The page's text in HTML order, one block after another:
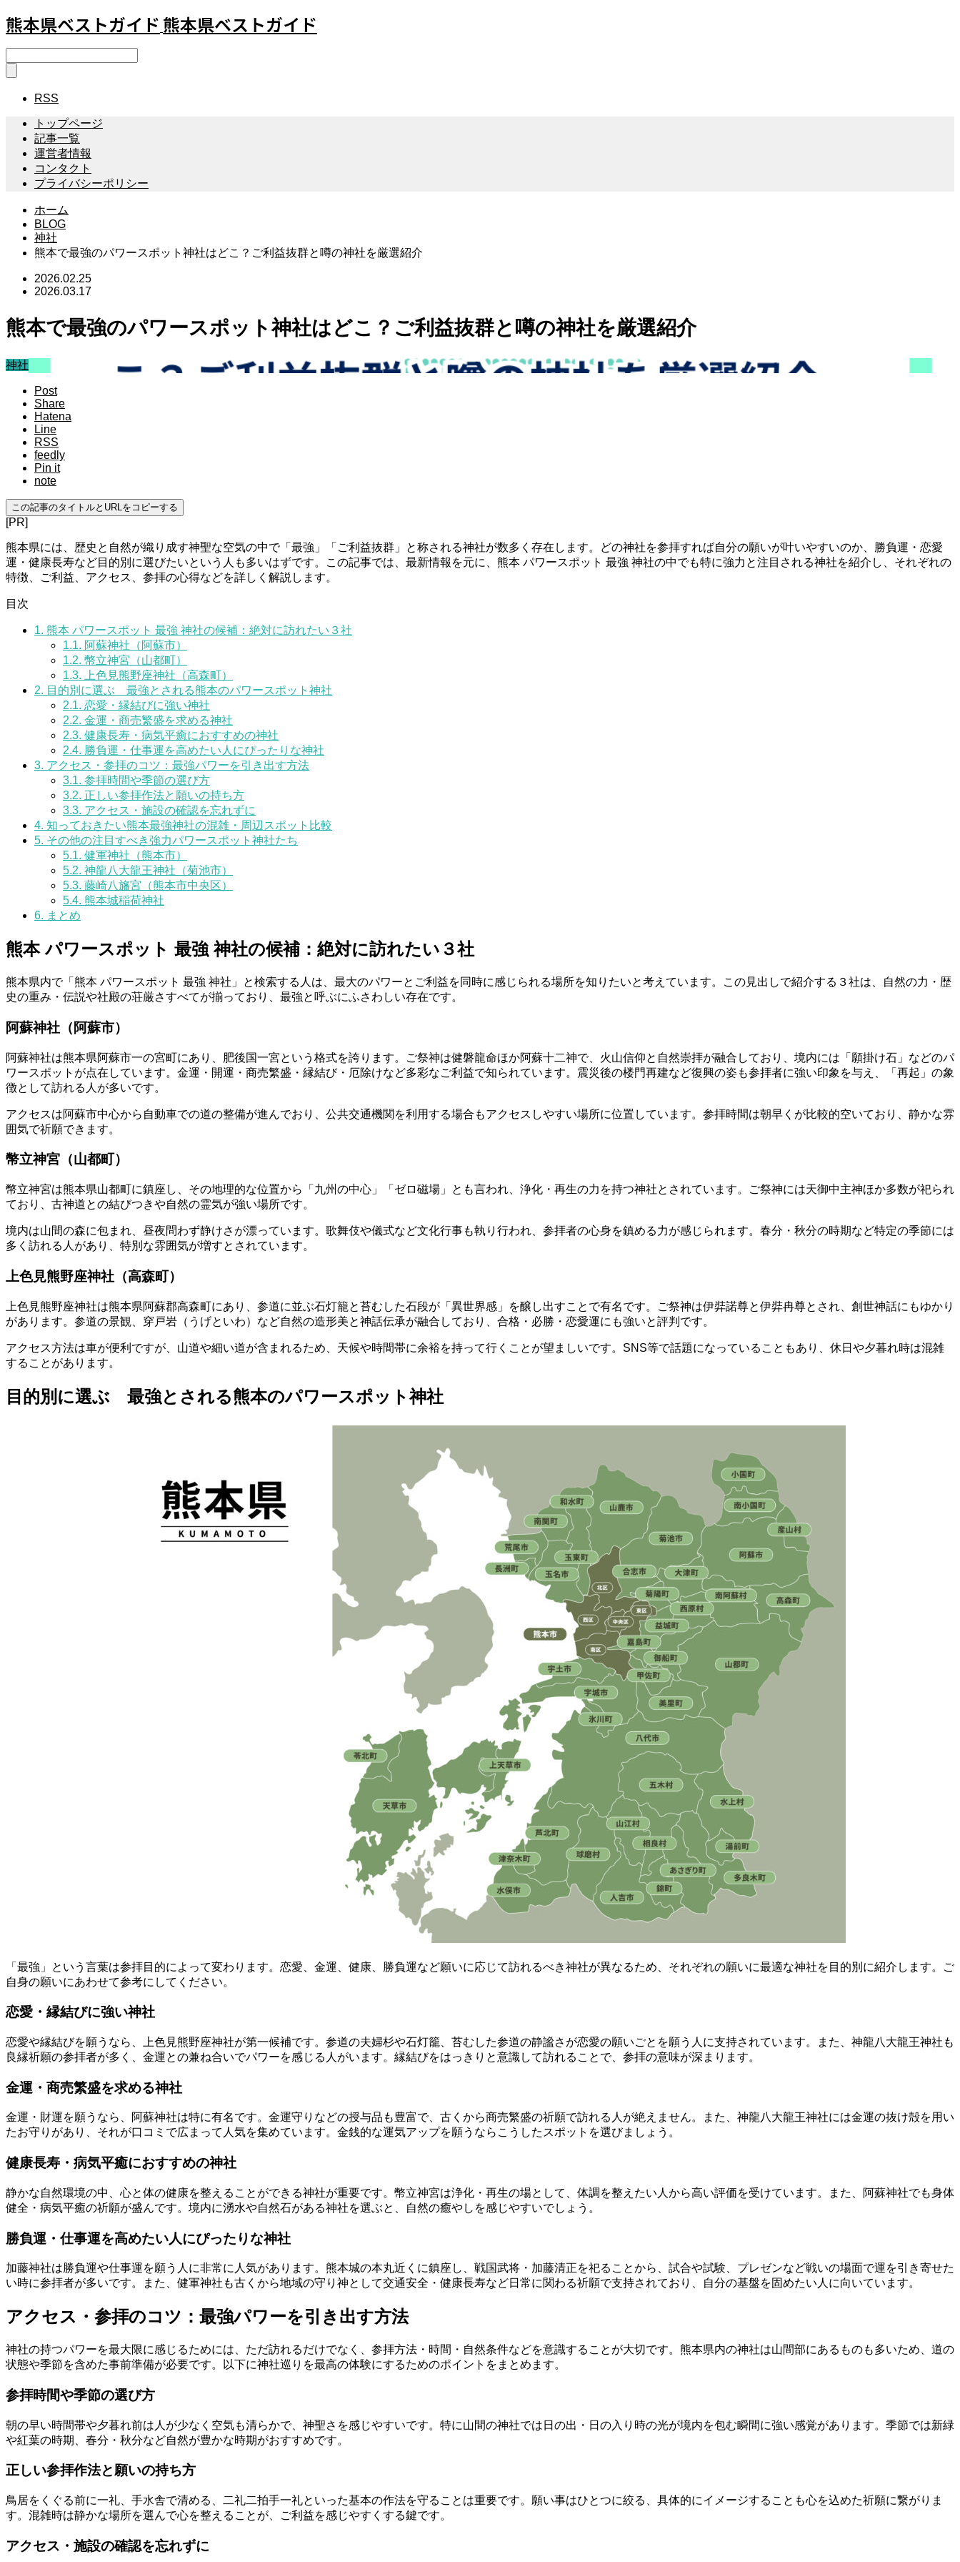
熊本県ベストガイド 熊本県ベストガイド
RSS
トップページ
記事一覧
運営者情報
コンタクト
プライバシーポリシー
ホーム
BLOG
神社
熊本で最強のパワースポット神社はどこ？ご利益抜群と噂の神社を厳選紹介
2026.02.25
2026.03.17
熊本で最強のパワースポット神社はどこ？ご利益抜群と噂の神社を厳選紹介
神社
Post
Share
Hatena
Line
RSS
feedly
Pin it
note
この記事のタイトルとURLをコピーする
[PR]
熊本県には、歴史と自然が織り成す神聖な空気の中で「最強」「ご利益抜群」と称される神社が数多く存在します。どの神社を参拝すれば自分の願いが叶いやすいのか、勝負運・恋愛
運・健康長寿など目的別に選びたいという人も多いはずです。この記事では、最新情報を元に、熊本 パワースポット 最強 神社の中でも特に強力と注目される神社を紹介し、それぞれの
特徴、ご利益、アクセス、参拝の心得などを詳しく解説します。
目次
1. 熊本 パワースポット 最強 神社の候補：絶対に訪れたい３社
1.1. 阿蘇神社（阿蘇市）
1.2. 幣立神宮（山都町）
1.3. 上色見熊野座神社（高森町）
2. 目的別に選ぶ 最強とされる熊本のパワースポット神社
2.1. 恋愛・縁結びに強い神社
2.2. 金運・商売繁盛を求める神社
2.3. 健康長寿・病気平癒におすすめの神社
2.4. 勝負運・仕事運を高めたい人にぴったりな神社
3. アクセス・参拝のコツ：最強パワーを引き出す方法
3.1. 参拝時間や季節の選び方
3.2. 正しい参拝作法と願いの持ち方
3.3. アクセス・施設の確認を忘れずに
4. 知っておきたい熊本最強神社の混雑・周辺スポット比較
5. その他の注目すべき強力パワースポット神社たち
5.1. 健軍神社（熊本市）
5.2. 神龍八大龍王神社（菊池市）
5.3. 藤崎八旛宮（熊本市中央区）
5.4. 熊本城稲荷神社
6. まとめ
熊本 パワースポット 最強 神社の候補：絶対に訪れたい３社
熊本県内で「熊本 パワースポット 最強 神社」と検索する人は、最大のパワーとご利益を同時に感じられる場所を知りたいと考えています。この見出しで紹介する３社は、自然の力・歴
史の重み・伝説や社殿の荘厳さすべてが揃っており、最強と呼ぶにふさわしい存在です。
阿蘇神社（阿蘇市）
阿蘇神社は熊本県阿蘇市一の宮町にあり、肥後国一宮という格式を誇ります。ご祭神は健磐龍命ほか阿蘇十二神で、火山信仰と自然崇拝が融合しており、境内には「願掛け石」などのパ
ワースポットが点在しています。金運・開運・商売繁盛・縁結び・厄除けなど多彩なご利益で知られています。震災後の楼門再建など復興の姿も参拝者に強い印象を与え、「再起」の象
徴として訪れる人が多いです。
アクセスは阿蘇市中心から自動車での道の整備が進んでおり、公共交通機関を利用する場合もアクセスしやすい場所に位置しています。参拝時間は朝早くが比較的空いており、静かな雰
囲気で祈願できます。
幣立神宮（山都町）
幣立神宮は熊本県山都町に鎮座し、その地理的な位置から「九州の中心」「ゼロ磁場」とも言われ、浄化・再生の力を持つ神社とされています。ご祭神には天御中主神ほか多数が祀られ
ており、古神道との結びつきや自然の霊気が強い場所です。
境内は山間の森に包まれ、昼夜問わず静けさが漂っています。歌舞伎や儀式など文化行事も執り行われ、参拝者の心身を鎮める力が感じられます。春分・秋分の時期など特定の季節には
多く訪れる人があり、特別な雰囲気が増すとされています。
上色見熊野座神社（高森町）
上色見熊野座神社は熊本県阿蘇郡高森町にあり、参道に並ぶ石灯籠と苔むした石段が「異世界感」を醸し出すことで有名です。ご祭神は伊弉諾尊と伊弉冉尊とされ、創世神話にもゆかり
があります。参道の景観、穿戸岩（うげといわ）など自然の造形美と神話伝承が融合しており、合格・必勝・恋愛運にも強いと評判です。
アクセス方法は車が便利ですが、山道や細い道が含まれるため、天候や時間帯に余裕を持って行くことが望ましいです。SNS等で話題になっていることもあり、休日や夕暮れ時は混雑
することがあります。
目的別に選ぶ 最強とされる熊本のパワースポット神社
「最強」という言葉は参拝目的によって変わります。恋愛、金運、健康、勝負運など願いに応じて訪れるべき神社が異なるため、それぞれの願いに最適な神社を目的別に紹介します。ご
自身の願いにあわせて参考にしてください。
恋愛・縁結びに強い神社
恋愛や縁結びを願うなら、上色見熊野座神社が第一候補です。参道の夫婦杉や石灯籠、苔むした参道の静謐さが恋愛の願いごとを願う人に支持されています。また、神龍八大龍王神社も
良縁祈願の参拝者が多く、金運との兼ね合いでパワーを感じる人がいます。縁結びをはっきりと意識して訪れることで、参拝の意味が深まります。
金運・商売繁盛を求める神社
金運・財運を願うなら、阿蘇神社は特に有名です。金運守りなどの授与品も豊富で、古くから商売繁盛の祈願で訪れる人が絶えません。また、神龍八大龍王神社には金運の抜け殻を用い
たお守りがあり、それが口コミで広まって人気を集めています。金銭的な運気アップを願うならこうしたスポットを選びましょう。
健康長寿・病気平癒におすすめの神社
静かな自然環境の中、心と体の健康を整えることができる神社が重要です。幣立神宮は浄化・再生の場として、体調を整えたい人から高い評価を受けています。また、阿蘇神社でも身体
健全・病気平癒の祈願が盛んです。境内に湧水や自然石がある神社を選ぶと、自然の癒やしを感じやすいでしょう。
勝負運・仕事運を高めたい人にぴったりな神社
加藤神社は勝負運や仕事運を願う人に非常に人気があります。熊本城の本丸近くに鎮座し、戦国武将・加藤清正を祀ることから、試合や試験、プレゼンなど戦いの場面で運を引き寄せた
い時に参拝者が多いです。また、健軍神社も古くから地域の守り神として交通安全・健康長寿など日常に関わる祈願で支持されており、自分の基盤を固めたい人に向いています。
アクセス・参拝のコツ：最強パワーを引き出す方法
神社の持つパワーを最大限に感じるためには、ただ訪れるだけでなく、参拝方法・時間・自然条件などを意識することが大切です。熊本県内の神社は山間部にあるものも多いため、道の
状態や季節を含めた事前準備が必要です。以下に神社巡りを最高の体験にするためのポイントをまとめます。
参拝時間や季節の選び方
朝の早い時間帯や夕暮れ前は人が少なく空気も清らかで、神聖さを感じやすいです。特に山間の神社では日の出・日の入り時の光が境内を包む瞬間に強い感覚があります。季節では新緑
や紅葉の時期、春分・秋分など自然が豊かな時期がおすすめです。
正しい参拝作法と願いの持ち方
鳥居をくぐる前に一礼、手水舎で清める、二礼二拍手一礼といった基本の作法を守ることは重要です。願い事はひとつに絞る、具体的にイメージすることも心を込めた祈願に繋がりま
す。混雑時は静かな場所を選んで心を整えることが、ご利益を感じやすくする鍵です。
アクセス・施設の確認を忘れずに